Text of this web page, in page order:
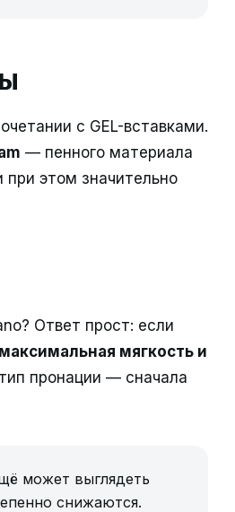
с GEL-вставками.
— пенного материала
при этом значительно
Ответ прост: если
максимальная мягкость и
пронации — сначала
может выглядеть
снижаются.